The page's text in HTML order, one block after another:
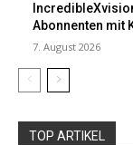
Abonnenten mit
7. August 2026
TOP ARTIKEL